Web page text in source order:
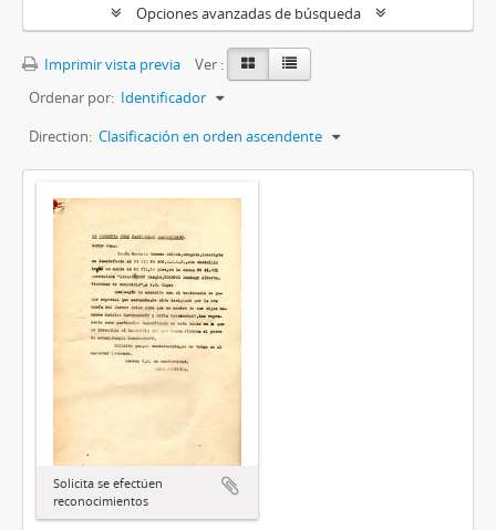
Opciones avanzadas de búsqueda
Imprimir vista previa
Ver :
Ordenar por: Identificador
Direction: Clasificación en orden ascendente
Solicita se efectúen
reconocimientos